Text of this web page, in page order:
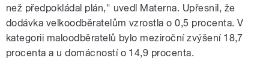
než předpokládal plán," uvedl Materna. Upřesnil, že
dodávka velkoodběratelům vzrostla o 0,5 procenta. V
kategorii maloodběratelů bylo meziroční zvýšení 18,7
procenta a u domácností o 14,9 procenta.